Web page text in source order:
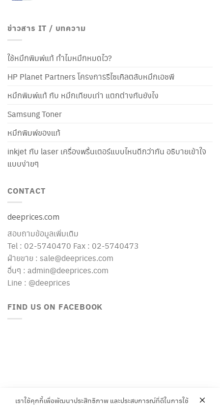
ข่าวสาร IT / บทความ
ใช้หมึกพิมพ์แท้ ทำไมหมึกหมดไว?
HP Planet Partners โครงการรีไซเคิลตลับหมึกเอชพี
หมึกพิมพ์แท้ กับ หมึกเทียบเท่า แตกต่างกันยังไง
Samsung Toner
หมึกพิมพ์ของแท้
inkjet กับ laser เครื่องพริ้นเตอร์แบบไหนดีกว่ากัน อธิบายเข้าใจ
แบบง่ายๆ
CONTACT
deeprices.com
สอบถามข้อมูลเพิ่มเติม
Tel : 02-5740470 Fax : 02-5740473
ฝ่ายขาย : sale@deeprices.com
อื่นๆ : admin@deeprices.com
Line : @deeprices
FIND US ON FACEBOOK
เราใช้คุกกี้เพื่อพัฒนาประสิทธิภาพ และประสบการณ์ที่ดีในการใช้